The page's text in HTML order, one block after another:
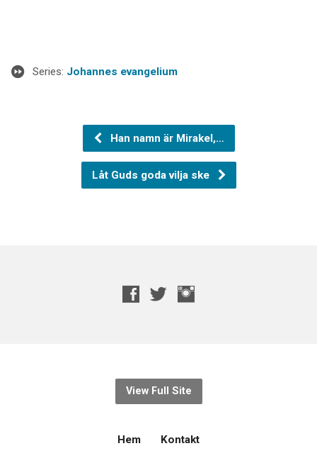
Series: Johannes evangelium
Han namn är Mirakel,…
Låt Guds goda vilja ske
View Full Site
Hem Kontakt